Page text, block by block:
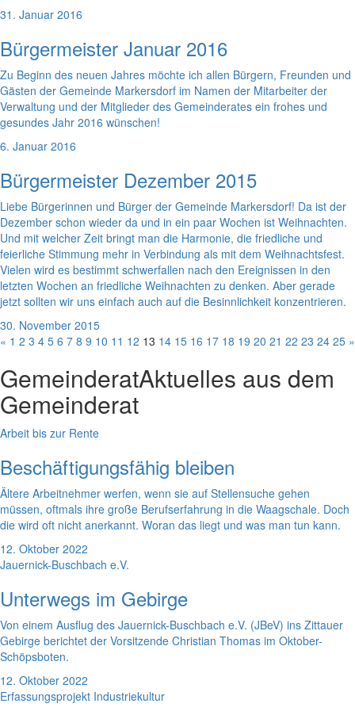
31. Januar 2016
Bürgermeister Januar 2016
Zu Beginn des neuen Jahres möchte ich allen Bürgern, Freunden und
Gästen der Gemeinde Markersdorf im Namen der Mitarbeiter der
Verwaltung und der Mitglieder des Gemeinderates ein frohes und
gesundes Jahr 2016 wünschen!
6. Januar 2016
Bürgermeister Dezember 2015
Liebe Bürgerinnen und Bürger der Gemeinde Markersdorf! Da ist der
Dezember schon wieder da und in ein paar Wochen ist Weihnachten.
Und mit welcher Zeit bringt man die Harmonie, die friedliche und
feierliche Stimmung mehr in Verbindung als mit dem Weihnachtsfest.
Vielen wird es bestimmt schwerfallen nach den Ereignissen in den
letzten Wochen an friedliche Weihnachten zu denken. Aber gerade
jetzt sollten wir uns einfach auch auf die Besinnlichkeit konzentrieren.
30. November 2015
« 1 2 3 4 5 6 7 8 9 10 11 12 13 14 15 16 17 18 19 20 21 22 23 24 25 »
GemeinderatAktuelles aus dem
Gemeinderat
Arbeit bis zur Rente
Beschäftigungsfähig bleiben
Ältere Arbeitnehmer werfen, wenn sie auf Stellensuche gehen
müssen, oftmals ihre große Berufserfahrung in die Waagschale. Doch
die wird oft nicht anerkannt. Woran das liegt und was man tun kann.
12. Oktober 2022
Jauernick-Buschbach e.V.
Unterwegs im Gebirge
Von einem Ausflug des Jauernick-Buschbach e.V. (JBeV) ins Zittauer
Gebirge berichtet der Vorsitzende Christian Thomas im Oktober-
Schöpsboten.
12. Oktober 2022
Erfassungsprojekt Industriekultur